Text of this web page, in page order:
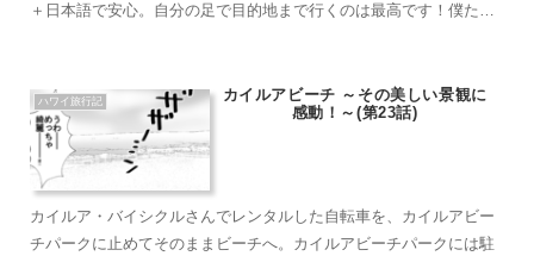
＋日本語で安心。自分の足で目的地まで行くのは最高です！僕たち
した。
ハワイ旅行記
カイルアビーチ ～その美しい景観に
感動！～(第23話)
カイルア・バイシクルさんでレンタルした自転車を、カイルアビー
チパークに止めてそのままビーチへ。カイルアビーチパークには駐